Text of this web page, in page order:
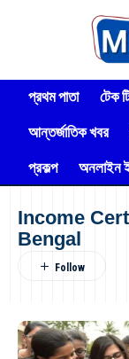
প্রথম পাতা টেক
আন্তর্জাতিক খবর
প্রকল্প
অনলাইন
Income
Bengal